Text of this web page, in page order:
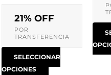
21% OFF
POR
TRANSFERENCIA
SELECCIONAR
OPCIONES